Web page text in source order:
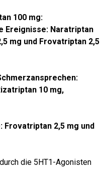
100 mg:
Ereignisse: Naratriptan
mg und Frovatriptan 2,5
10 mg,
2,5 mg und
die 5HT1-Agonisten